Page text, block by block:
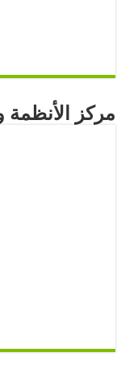
مركز الأنظمة